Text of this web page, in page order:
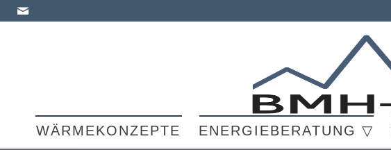
WÄRMEKONZEPTE ENERGIEBERATUNG ▽